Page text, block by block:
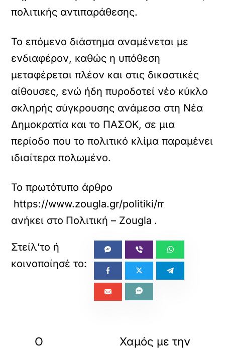
πολιτικής αντιπαράθεσης.
Το επόμενο διάστημα αναμένεται με
ενδιαφέρον, καθώς η υπόθεση
μεταφέρεται πλέον και στις δικαστικές
αίθουσες, ενώ ήδη πυροδοτεί νέο κύκλο
σκληρής σύγκρουσης ανάμεσα στη Νέα
Δημοκρατία και το ΠΑΣΟΚ, σε μια
περίοδο που το πολιτικό κλίμα παραμένει
ιδιαίτερα πολωμένο.
Το πρωτότυπο άρθρο
https://www.zougla.gr/politiki/minysi-
ανήκει στο Πολιτική – Zougla .
Ο
Χαμός με την